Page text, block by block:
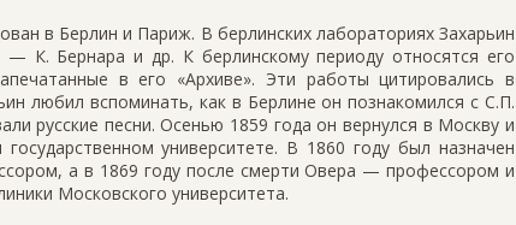
в Берлин и Париж. В берлинских лабораториях Захарьин
К. Бернара и др. К берлинскому периоду относятся его
в его «Архиве». Эти работы цитировались в
любил вспоминать, как в Берлине он познакомился с С.П.
русские песни. Осенью 1859 года он вернулся в Москву и
университете. В 1860 году был назначен
а в 1869 году после смерти Овера — профессором и
Московского университета.